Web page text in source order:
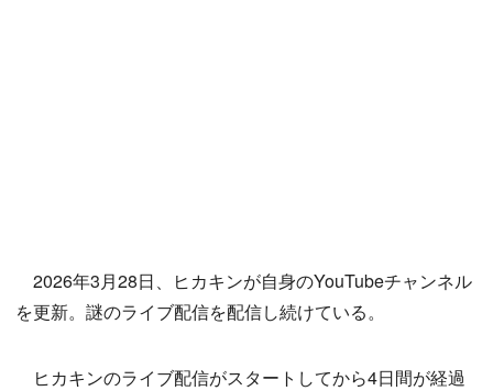
2026年3月28日、ヒカキンが自身のYouTubeチャンネル
を更新。謎のライブ配信を配信し続けている。
ヒカキンのライブ配信がスタートしてから4日間が経過